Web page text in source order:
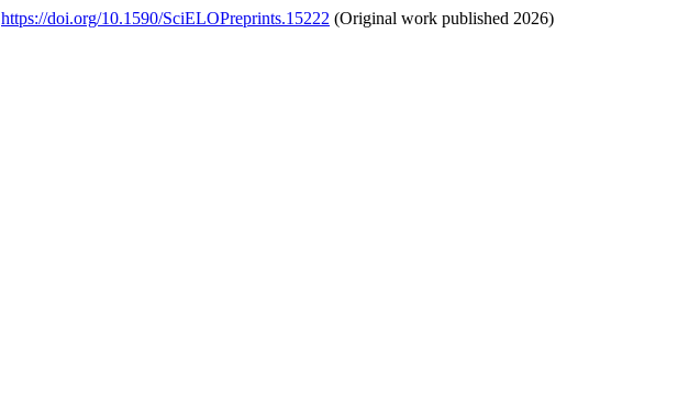
https://doi.org/10.1590/SciELOPreprints.15222 (Original work published 2026)